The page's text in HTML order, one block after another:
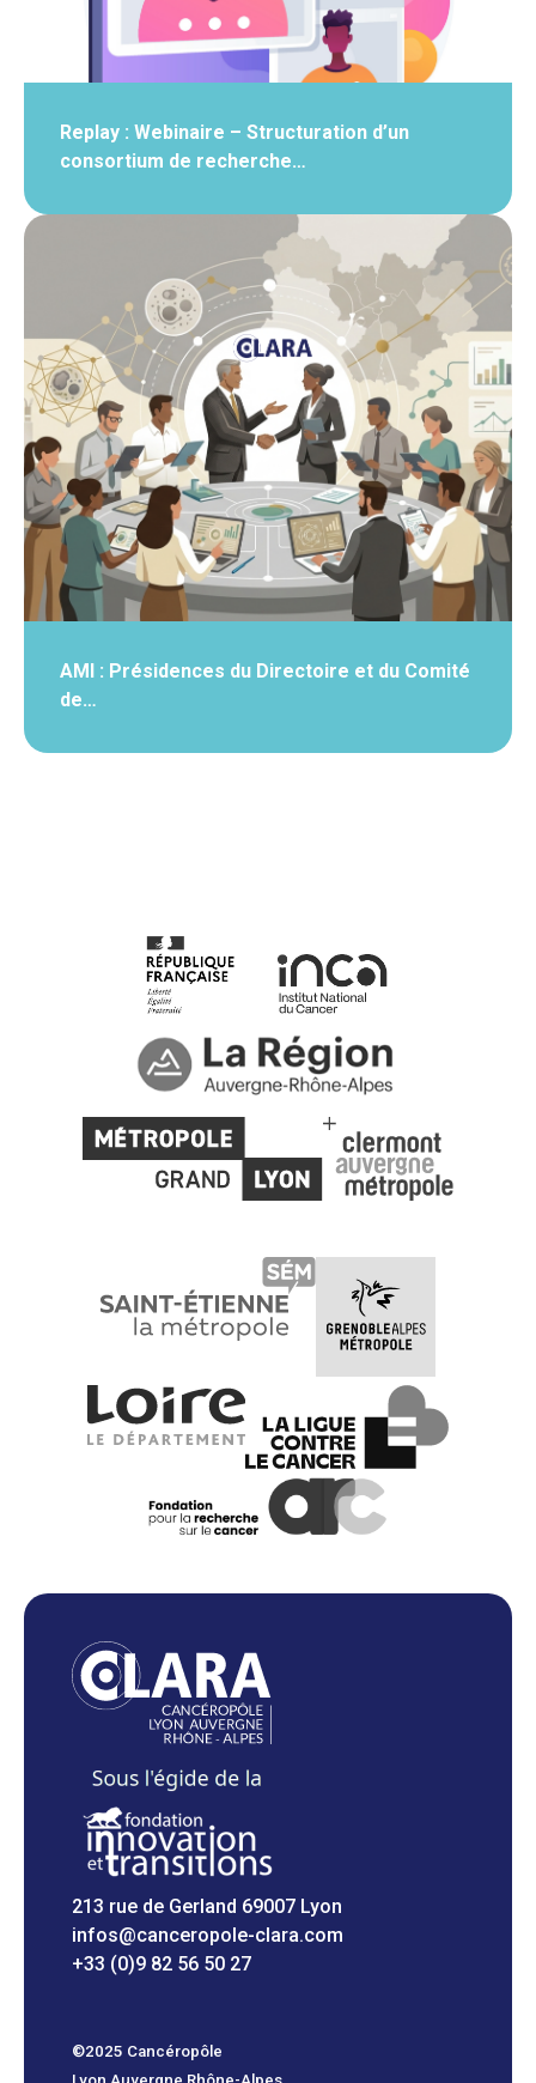
Replay : Webinaire – Structuration d’un
consortium de recherche…
AMI : Présidences du Directoire et du Comité
de…
213 rue de Gerland 69007 Lyon
infos@canceropole-clara.com
+33 (0)9 82 56 50 27
©2025 Cancéropôle